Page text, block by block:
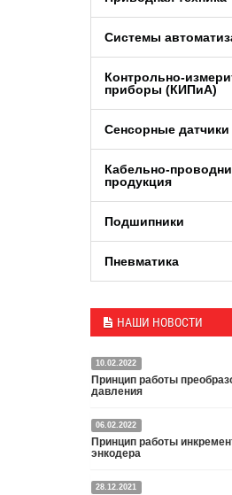
Системы
Контрольно-
приборы (КИПиA)
Сенсорные датчики
Кабельно-
продукция
Подшипники
Пневматика
НАШИ НОВОСТИ
10.02.2022
Принцип работы
давления
Датчик или преобразователь
специальное устройство,
давление среды в
06.02.2022
Принцип работы
энкодера
28.12.2021